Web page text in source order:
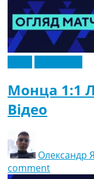
Монца 1:1
Відео
Олександр
comment